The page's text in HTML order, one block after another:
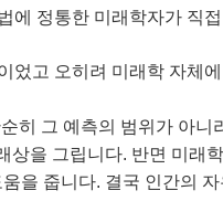
에 정통한 미래학자가 직
었고 오히려 미래학 자체
히 그 예측의 범위가 아니
을 그립니다. 반면 미래
을 줍니다. 결국 인간의